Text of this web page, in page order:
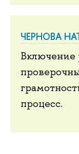
ЧЕРНОВА
Включение
процесс.